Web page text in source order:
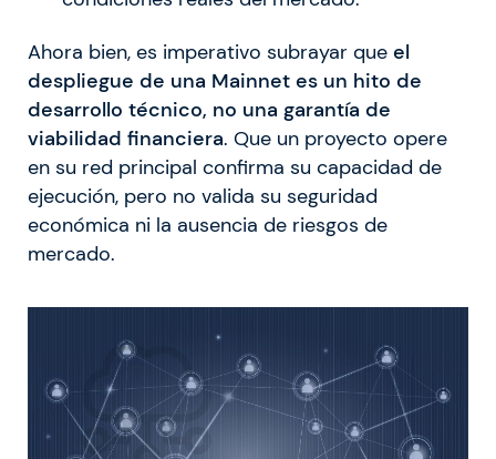
Ahora bien, es imperativo subrayar que el
despliegue de una Mainnet es un hito de
desarrollo técnico, no una garantía de
viabilidad financiera. Que un proyecto opere
en su red principal confirma su capacidad de
ejecución, pero no valida su seguridad
económica ni la ausencia de riesgos de
mercado.